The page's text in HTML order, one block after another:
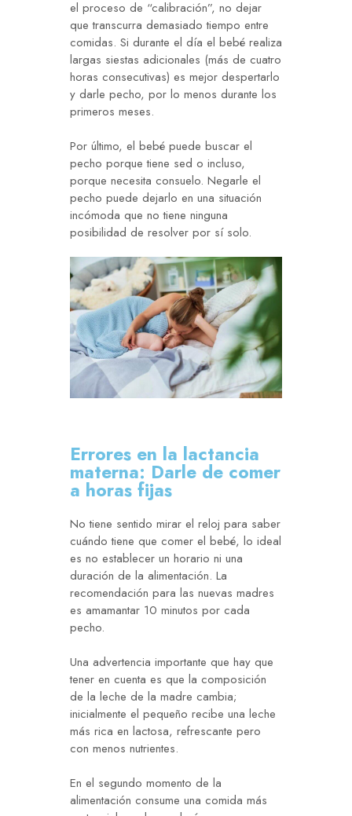
el proceso de “calibración”, no dejar
que transcurra demasiado tiempo entre
comidas. Si durante el día el bebé realiza
largas siestas adicionales (más de cuatro
horas consecutivas) es mejor despertarlo
y darle pecho, por lo menos durante los
primeros meses.
Por último, el bebé puede buscar el
pecho porque tiene sed o incluso,
porque necesita consuelo. Negarle el
pecho puede dejarlo en una situación
incómoda que no tiene ninguna
posibilidad de resolver por sí solo.
Errores en la lactancia
materna: Darle de comer
a horas fijas
No tiene sentido mirar el reloj para saber
cuándo tiene que comer el bebé, lo ideal
es no establecer un horario ni una
duración de la alimentación. La
recomendación para las nuevas madres
es amamantar 10 minutos por cada
pecho.
Una advertencia importante que hay que
tener en cuenta es que la composición
de la leche de la madre cambia;
inicialmente el pequeño recibe una leche
más rica en lactosa, refrescante pero
con menos nutrientes.
En el segundo momento de la
alimentación consume una comida más